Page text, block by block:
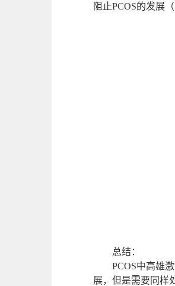
阻止PCOS的发展
总结：
PCOS中高雄
展，但是需要同样